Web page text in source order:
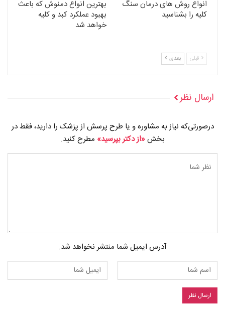
انواع روش های درمان سنگ
کلیه را بشناسید
بهترین انواع دمنوش که باعث
بهبود عملکرد کبد و کلیه
خواهد شد
قبلی بعدی
ارسال نظر
درصورتی‌که نیاز به مشاوره و یا طرح پرسش از پزشک را دارید، فقط در
بخش«از دکتر بپرسید» مطرح کنید.
آدرس ایمیل شما منتشر نخواهد شد.